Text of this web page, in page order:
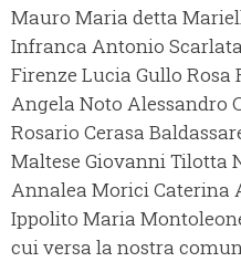
Mauro Maria detta
Infranca Antonio
Firenze Lucia Gullo
Angela Noto Alessandro
Rosario Cerasa
Maltese Giovanni Tilotta
Annalea Morici Caterina
Ippolito Maria
cui versa la nostra